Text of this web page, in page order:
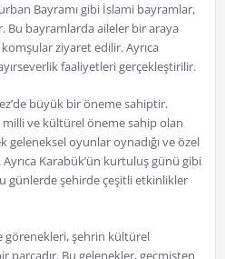
Bayramı gibi İslami bayramlar,
Bu bayramlarda aileler bir araya
ziyaret edilir. Ayrıca
faaliyetleri gerçekleştirilir.
büyük bir öneme sahiptir.
ve kültürel öneme sahip olan
geleneksel oyunlar oynadığı ve özel
Karabük’ün kurtuluş günü gibi
günlerde şehirde çeşitli etkinlikler
görenekleri, şehrin kültürel
parçadır. Bu gelenekler, geçmişten